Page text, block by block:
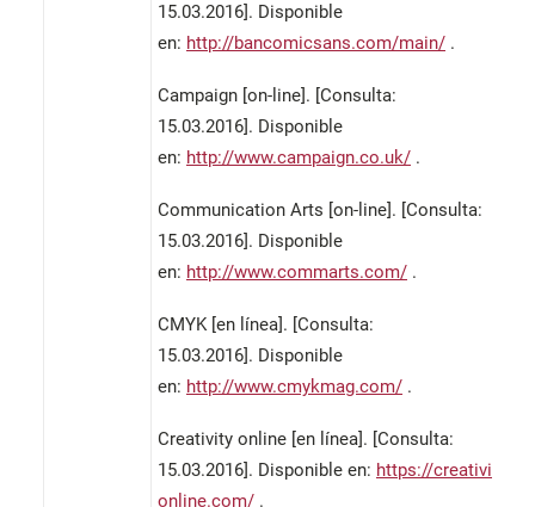
15.03.2016]. Disponible
en: http://bancomicsans.com/main/ .
Campaign [on-line]. [Consulta:
15.03.2016]. Disponible
en: http://www.campaign.co.uk/ .
Communication Arts [on-line]. [Consulta:
15.03.2016]. Disponible
en: http://www.commarts.com/ .
CMYK [en línea]. [Consulta:
15.03.2016]. Disponible
en: http://www.cmykmag.com/ .
Creativity online [en línea]. [Consulta:
15.03.2016]. Disponible en: https://creativity-
online.com/ .